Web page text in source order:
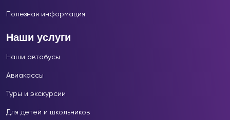
Полезная информация
Наши услуги
Наши автобусы
Авиакассы
Туры и экскурсии
Для детей и школьников